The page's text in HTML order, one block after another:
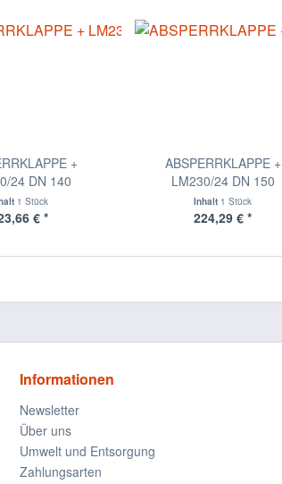
+
24 DN 140
1 Stück
€ *
ABSPERRKLAPPE +
LM230/24 DN 150
Inhalt 1 Stück
224,29 € *
Informationen
Newsletter
Über uns
Umwelt und Entsorgung
Zahlungsarten